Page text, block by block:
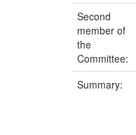
Second
member of
the
Committee:
Summary: